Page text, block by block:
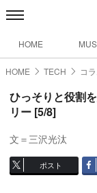
HOME
HOME TECH コ
ひっそりと役割
リー [5/8]
文＝三沢光汰
ポスト